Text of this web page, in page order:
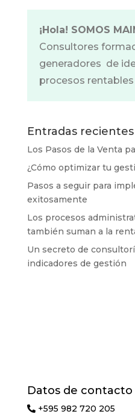
¡Hola! SOMOS
Consultores
generadores de
procesos rentables
Entradas recientes
Los Pasos de la Venta
¿Cómo optimizar tu
Pasos a seguir para
exitosamente
Los procesos
también suman a la
Un secreto de
indicadores de gestión
Datos de contacto
+595 982 720 205